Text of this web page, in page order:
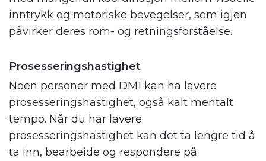
inntrykk og motoriske bevegelser, som igjen
påvirker deres rom- og retningsforståelse.
Prosesseringshastighet
Noen personer med DM1 kan ha lavere
prosesseringshastighet, også kalt mentalt
tempo. Når du har lavere
prosesseringshastighet kan det ta lengre tid å
ta inn, bearbeide og respondere på